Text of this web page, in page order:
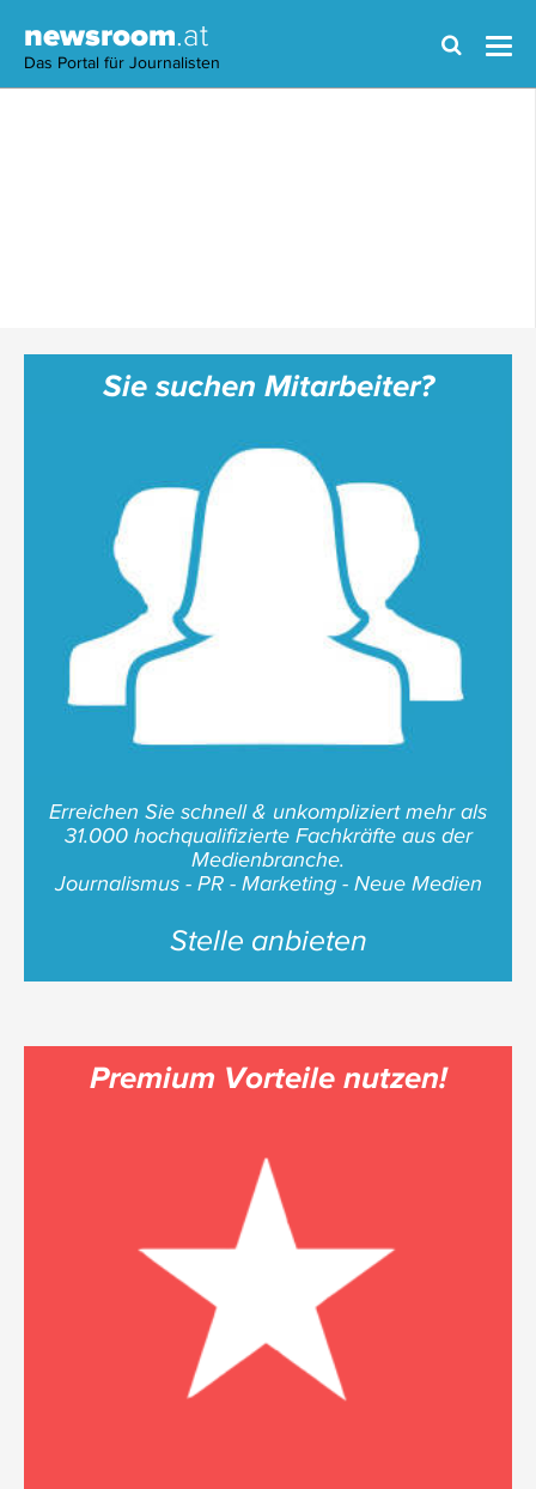
newsroom.at
Das Portal für Journalisten
Sie suchen Mitarbeiter?
Erreichen Sie schnell & unkompliziert mehr als
31.000 hochqualifizierte Fachkräfte aus der
Medienbranche.
Journalismus - PR - Marketing - Neue Medien
Stelle anbieten
Premium Vorteile nutzen!